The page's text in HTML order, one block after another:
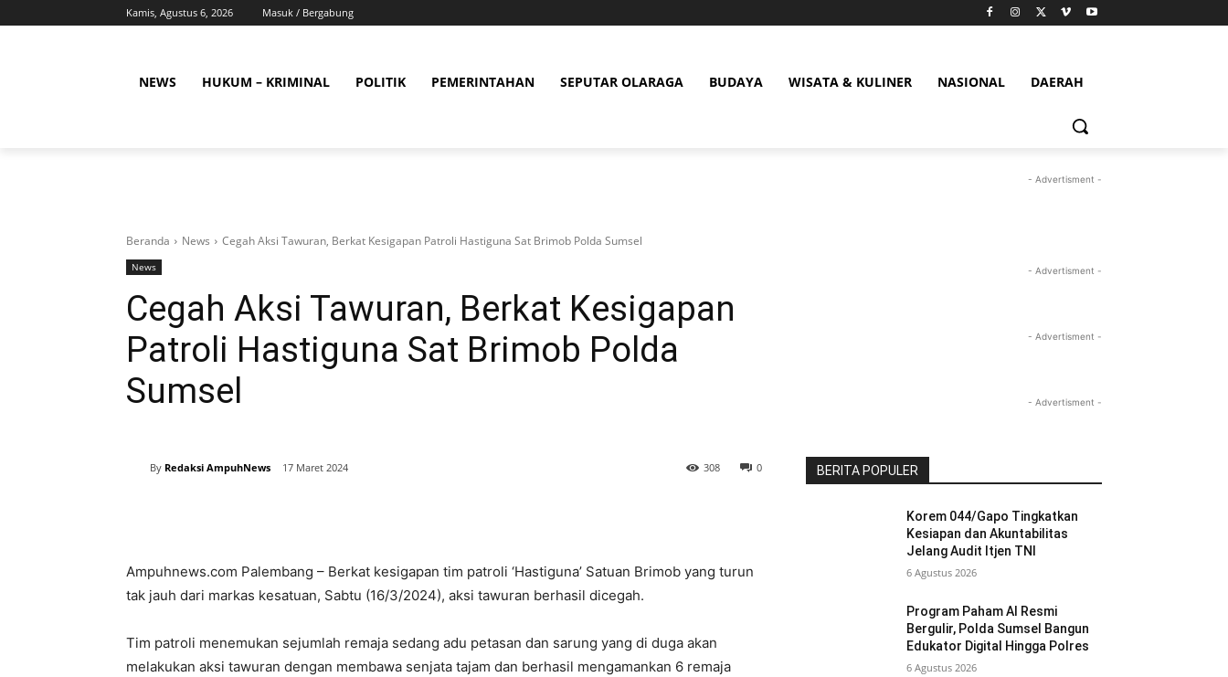
Kamis, Agustus 6, 2026 Masuk / Bergabung
NEWS HUKUM – KRIMINAL POLITIK PEMERINTAHAN SEPUTAR OLARAGA BUDAYA WISATA & KULINER NASIONAL DAERAH
- Advertisment -
Beranda News Cegah Aksi Tawuran, Berkat Kesigapan Patroli Hastiguna Sat Brimob Polda Sumsel
News
Cegah Aksi Tawuran, Berkat Kesigapan
Patroli Hastiguna Sat Brimob Polda
Sumsel
By Redaksi AmpuhNews 17 Maret 2024 0
308
Ampuhnews.com Palembang – Berkat kesigapan tim patroli ‘Hastiguna’ Satuan Brimob yang turun
tak jauh dari markas kesatuan, Sabtu (16/3/2024), aksi tawuran berhasil dicegah.
Tim patroli menemukan sejumlah remaja sedang adu petasan dan sarung yang di duga akan
melakukan aksi tawuran dengan membawa senjata tajam dan berhasil mengamankan 6 remaja
- Advertisment -
- Advertisment -
- Advertisment -
BERITA POPULER
Korem 044/Gapo Tingkatkan
Kesiapan dan Akuntabilitas
Jelang Audit Itjen TNI
6 Agustus 2026
Program Paham AI Resmi
Bergulir, Polda Sumsel Bangun
Edukator Digital Hingga Polres
6 Agustus 2026